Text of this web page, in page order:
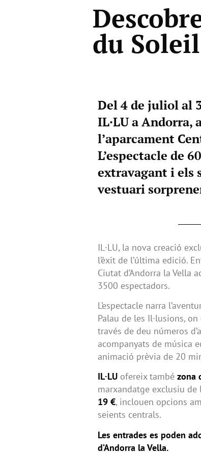
du
Del 4 de juliol al
IL·LU a Andorra,
l’aparcament
L’espectacle de
extravagant i els
vestuari
IL·LU, la nova creació
l’èxit de l’última edició.
Ciutat d’Andorra la Vella
3500 espectadors.
L’espectacle narra
Palau de les Il·lusions,
través de deu números
acompanyats de música
animació prèvia de 20
IL·LU ofereix també zona
marxandatge exclusiu de
19 €, inclouen opcions
seients centrals.
Les entrades es poden
d’Andorra la Vella.